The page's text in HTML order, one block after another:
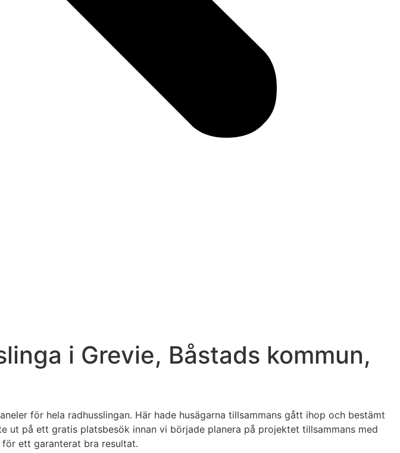
i Grevie, Båstads kommun,
för hela radhusslingan. Här hade husägarna tillsammans gått ihop och bestämt
på ett gratis platsbesök innan vi började planera på projektet tillsammans med
ett garanterat bra resultat.